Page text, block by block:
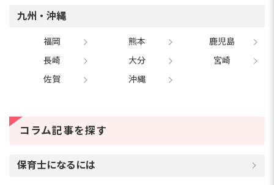
九州・沖縄
福岡 熊本
鹿児島
長崎
大分
宮崎
佐賀
沖縄
コラム記事を探す
保育士になるには